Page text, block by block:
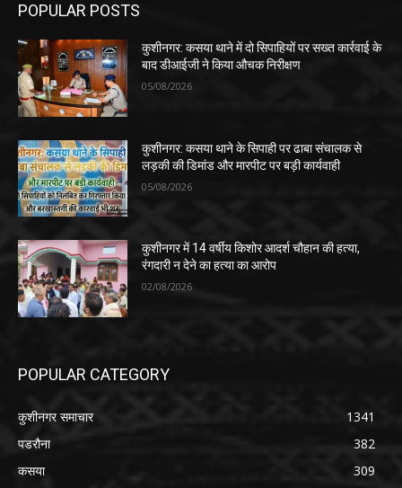
POPULAR POSTS
कुशीनगर: कसया थाने में दो सिपाहियों पर सख्त कार्रवाई के
बाद डीआईजी ने किया औचक निरीक्षण
05/08/2026
कुशीनगर: कसया थाने के सिपाही पर ढाबा संचालक से
लड़की की डिमांड और मारपीट पर बड़ी कार्यवाही
05/08/2026
कुशीनगर में 14 वर्षीय किशोर आदर्श चौहान की हत्या,
रंगदारी न देने का हत्या का आरोप
02/08/2026
POPULAR CATEGORY
कुशीनगर समाचार
1341
पडरौना
382
कसया
309